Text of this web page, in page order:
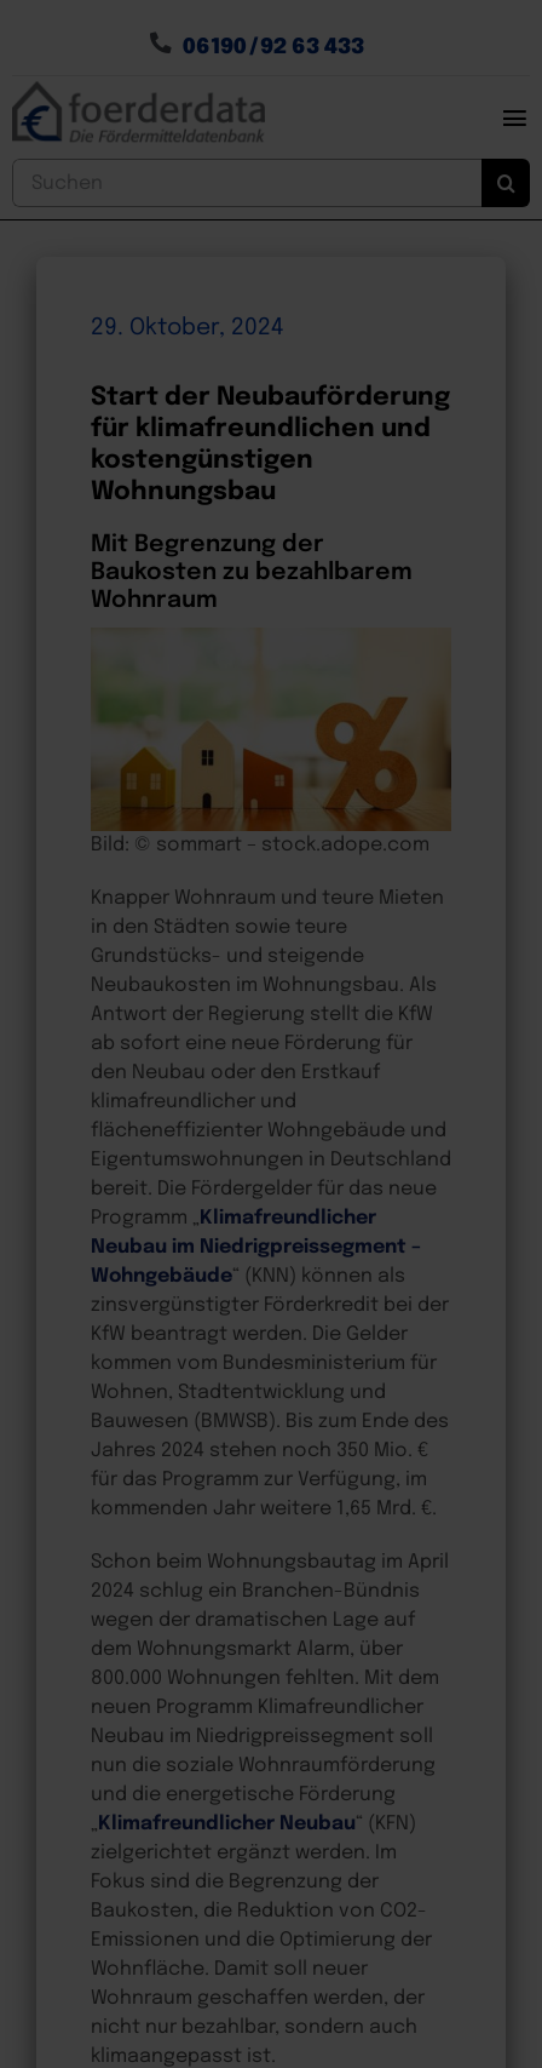
Fördergeldsuche
Energiesparen
06190 / 92 63 433
nach:
29. Oktober, 2024
Start der Neubauförderung
für klimafreundlichen und
kostengünstigen
Wohnungsbau
Mit Begrenzung der
Baukosten zu bezahlbarem
Wohnraum
Bild: © sommart – stock.adope.com
Knapper Wohnraum und teure Mieten
in den Städten sowie teure
Grundstücks- und steigende
Neubaukosten im Wohnungsbau. Als
Antwort der Regierung stellt die KfW
ab sofort eine neue Förderung für
den Neubau oder den Erstkauf
klimafreundlicher und
flächeneffizienter Wohngebäude und
Eigentumswohnungen in Deutschland
bereit. Die Fördergelder für das neue
Programm „ Klimafreundlicher
Neubau im Niedrigpreissegment –
Wohngebäude“ (KNN) können als
zinsvergünstigter Förderkredit bei der
KfW beantragt werden. Die Gelder
kommen vom Bundesministerium für
Wohnen, Stadtentwicklung und
Bauwesen (BMWSB). Bis zum Ende des
Jahres 2024 stehen noch 350 Mio. €
für das Programm zur Verfügung, im
kommenden Jahr weitere 1,65 Mrd. €.
Schon beim Wohnungsbautag im April
2024 schlug ein Branchen-Bündnis
wegen der dramatischen Lage auf
dem Wohnungsmarkt Alarm, über
800.000 Wohnungen fehlten. Mit dem
neuen Programm Klimafreundlicher
Neubau im Niedrigpreissegment soll
nun die soziale Wohnraumförderung
und die energetische Förderung
„ Klimafreundlicher Neubau“ (KFN)
zielgerichtet ergänzt werden. Im
Fokus sind die Begrenzung der
Baukosten, die Reduktion von CO2-
Emissionen und die Optimierung der
Wohnfläche. Damit soll neuer
Wohnraum geschaffen werden, der
nicht nur bezahlbar, sondern auch
klimaangepasst ist.